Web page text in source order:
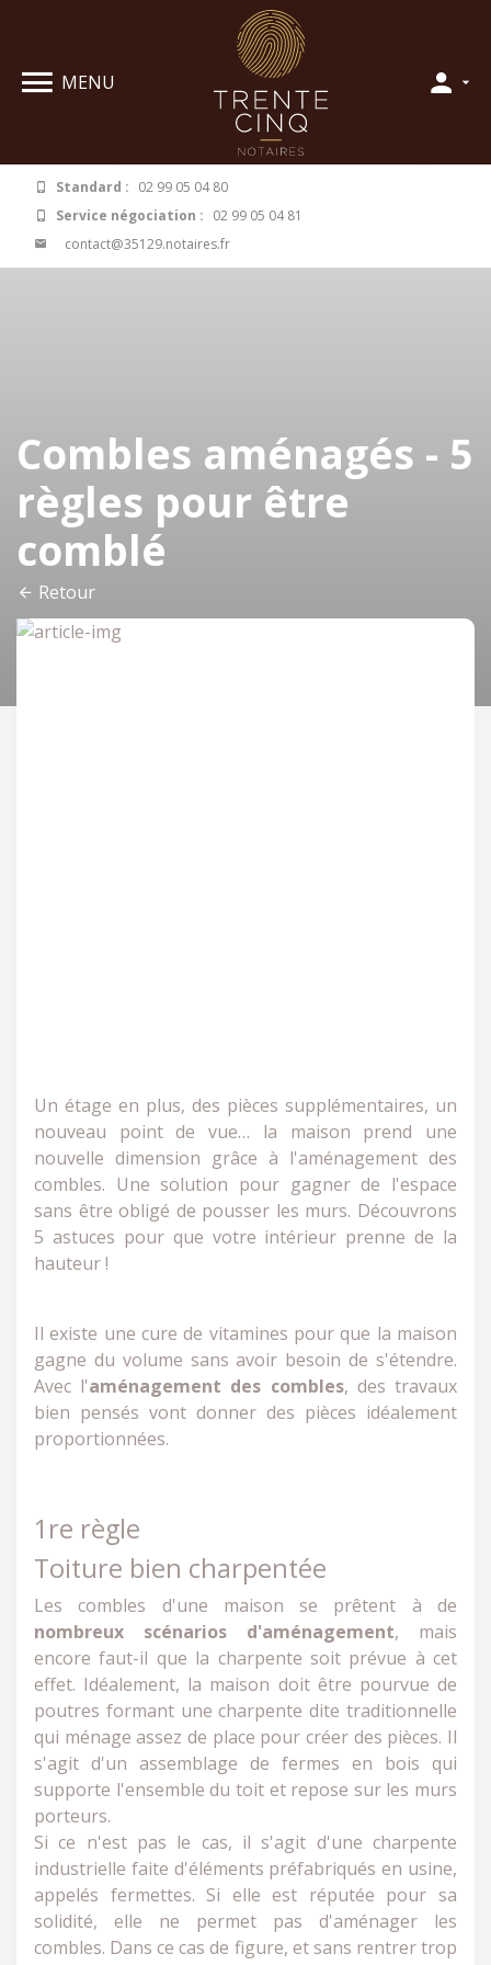
MENU
Standard : 02 99 05 04 80
Service négociation : 02 99 05 04 81
contact@35129.notaires.fr
Combles aménagés - 5
règles pour être
comblé
Retour
Un étage en plus, des pièces supplémentaires, un
nouveau point de vue… la maison prend une
nouvelle dimension grâce à l'aménagement des
combles. Une solution pour gagner de l'espace
sans être obligé de pousser les murs. Découvrons
5 astuces pour que votre intérieur prenne de la
hauteur !
Il existe une cure de vitamines pour que la maison
gagne du volume sans avoir besoin de s'étendre.
Avec l'aménagement des combles, des travaux
bien pensés vont donner des pièces idéalement
proportionnées.
1re règle
Toiture bien charpentée
Les combles d'une maison se prêtent à de
nombreux scénarios d'aménagement, mais
encore faut-il que la charpente soit prévue à cet
effet. Idéalement, la maison doit être pourvue de
poutres formant une charpente dite traditionnelle
qui ménage assez de place pour créer des pièces. Il
s'agit d'un assemblage de fermes en bois qui
supporte l'ensemble du toit et repose sur les murs
porteurs.
Si ce n'est pas le cas, il s'agit d'une charpente
industrielle faite d'éléments préfabriqués en usine,
appelés fermettes. Si elle est réputée pour sa
solidité, elle ne permet pas d'aménager les
combles. Dans ce cas de figure, et sans rentrer trop
Panneau de gestion des cookies